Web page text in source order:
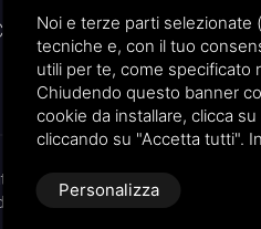
• P.IVA e COD.FISC.
Google reCAPTCHA v3,
Noi e terze parti selezionate
tecniche e, con il tuo
utili per te, come specificato
Chiudendo questo banner
cookie da installare, clicca
cliccando su "Accetta tutti".
Personalizza